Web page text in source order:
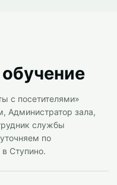
с посетителями»
Администратор зала,
службы
по
Ступино.